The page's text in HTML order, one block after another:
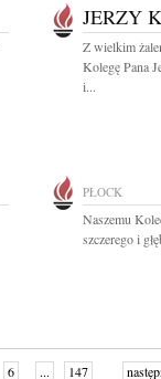
JERZY
Z wielkim
Kolegę Pana
i...
PŁOCK
Naszemu
szczerego i
6 ... 147